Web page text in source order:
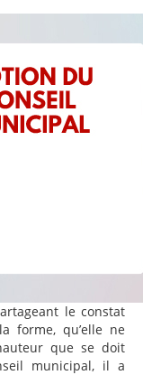
le constat
forme, qu’elle ne
que se doit
municipal, il a